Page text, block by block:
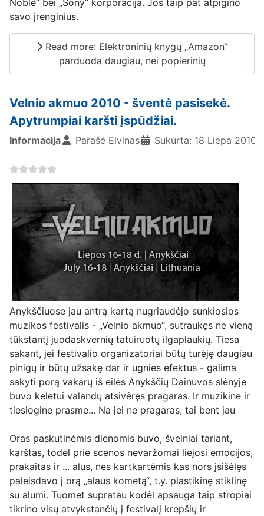
Noble“ bei „Sony“ korporacija. Jos taip pat atpigino
savo įrenginius.
Read more: Elektroninių knygų „Amazon“
parduoda daugiau, nei popierinių
Velnio akmuo 2010 - šventė pasisekė.
Apytrumpiai karšti įspūdžiai.
Informacija Parašė Elvinas Sukurta: 18 Liepa 2010
Anykščiuose jau antrą kartą nugriaudėjo sunkiosios
muzikos festivalis - „Velnio akmuo“, sutraukęs ne vieną
tūkstantį juodaskvernių tatuiruotų ilgaplaukių. Tiesa
sakant, jei festivalio organizatoriai būtų turėję daugiau
pinigų ir būtų užsakę dar ir ugnies efektus - galima
sakyti porą vakarų iš eilės Anykščių Dainuvos slėnyje
buvo keletui valandų atsivėręs pragaras. Ir muzikine ir
tiesiogine prasme... Na jei ne pragaras, tai bent jau
Oras paskutinėmis dienomis buvo, švelniai tariant,
karštas, todėl prie scenos nevaržomai liejosi emocijos,
prakaitas ir ... alus, nes kartkartėmis kas nors įsišėlęs
paleisdavo į orą „alaus kometą“, t.y. plastikinę stiklinę
su alumi. Tuomet supratau kodėl apsauga taip stropiai
tikrino visų atvykstančių į festivalį krepšių ir